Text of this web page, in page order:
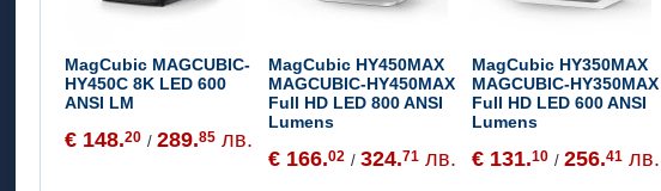
MagCubic MAGCUBIC-
HY450C 8K LED 600
ANSI LM
€ 148.20 /289.85 лв.
MagCubic HY450MAX
MAGCUBIC-HY450MAX
Full HD LED 800 ANSI
Lumens
€ 166.02 /324.71 лв.
MagCubic HY350MAX
MAGCUBIC-HY350MAX
Full HD LED 600 ANSI
Lumens
€ 131.10 /256.41 лв.